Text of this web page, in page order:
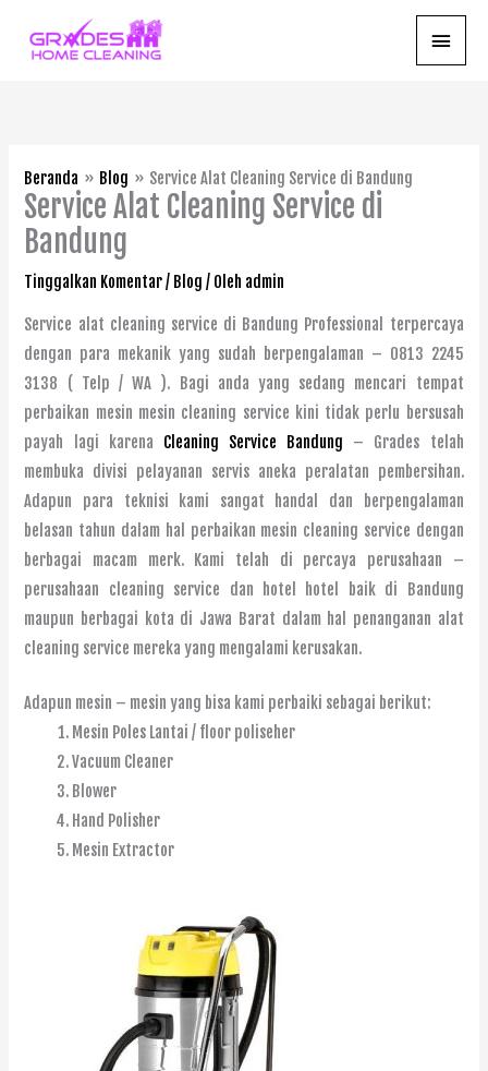
Menu
Beranda Blog Service Alat Cleaning Service di Bandung
Service Alat Cleaning Service di
Bandung
Tinggalkan Komentar/ Blog / Oleh admin
Service alat cleaning service di Bandung Professional terpercaya
dengan para mekanik yang sudah berpengalaman – 0813 2245
3138 ( Telp / WA ). Bagi anda yang sedang mencari tempat
perbaikan mesin mesin cleaning service kini tidak perlu bersusah
payah lagi karena Cleaning Service Bandung – Grades telah
membuka divisi pelayanan servis aneka peralatan pembersihan.
Adapun para teknisi kami sangat handal dan berpengalaman
belasan tahun dalam hal perbaikan mesin cleaning service dengan
berbagai macam merk. Kami telah di percaya perusahaan –
perusahaan cleaning service dan hotel hotel baik di Bandung
maupun berbagai kota di Jawa Barat dalam hal penanganan alat
cleaning service mereka yang mengalami kerusakan.
Adapun mesin – mesin yang bisa kami perbaiki sebagai berikut:
Mesin Poles Lantai / floor poliseher
Vacuum Cleaner
Blower
Hand Polisher
Mesin Extractor